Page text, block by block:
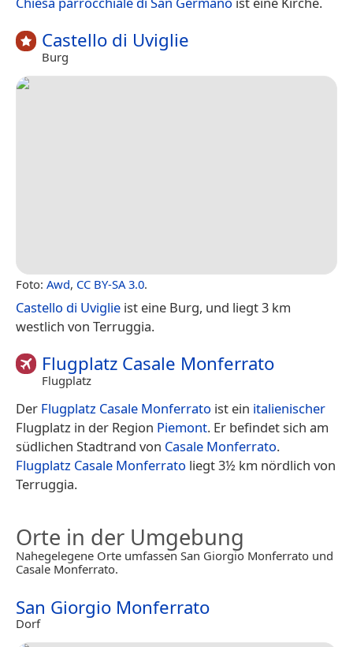
Castello di Uviglie
Burg
Foto: Awd, CC BY-SA 3.0.
Castello di Uviglie ist eine Burg, und liegt 3 km
westlich von Terruggia.
Flugplatz Casale Monferrato
Flugplatz
Der Flugplatz Casale Monferrato ist ein italienischer
Flugplatz in der Region Piemont. Er befindet sich am
südlichen Stadtrand von Casale Monferrato.
Flugplatz Casale Monferrato liegt 3½ km nördlich von
Terruggia.
Orte in der Umgebung
Nahegelegene Orte umfassen San Giorgio Monferrato und
Casale Monferrato.
San Giorgio Monferrato
Dorf